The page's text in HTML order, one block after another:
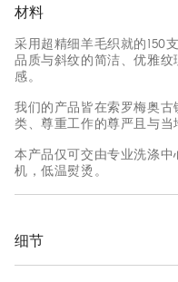
材料
采用超精细羊毛织就的150
品质与斜纹的简洁、优雅
感。
我们的产品皆在索罗梅奥
类、尊重工作的尊严且与当
本产品仅可交由专业洗涤
机，低温熨烫。
细节